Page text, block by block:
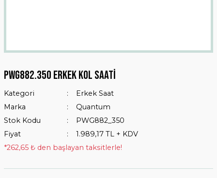
Pwg882.350 Erkek Kol Saati
Kategori
Erkek Saat
Marka
Quantum
Stok Kodu
PWG882_350
Fiyat
1.989,17 TL + KDV
*262,65 ₺ den başlayan taksitlerle!